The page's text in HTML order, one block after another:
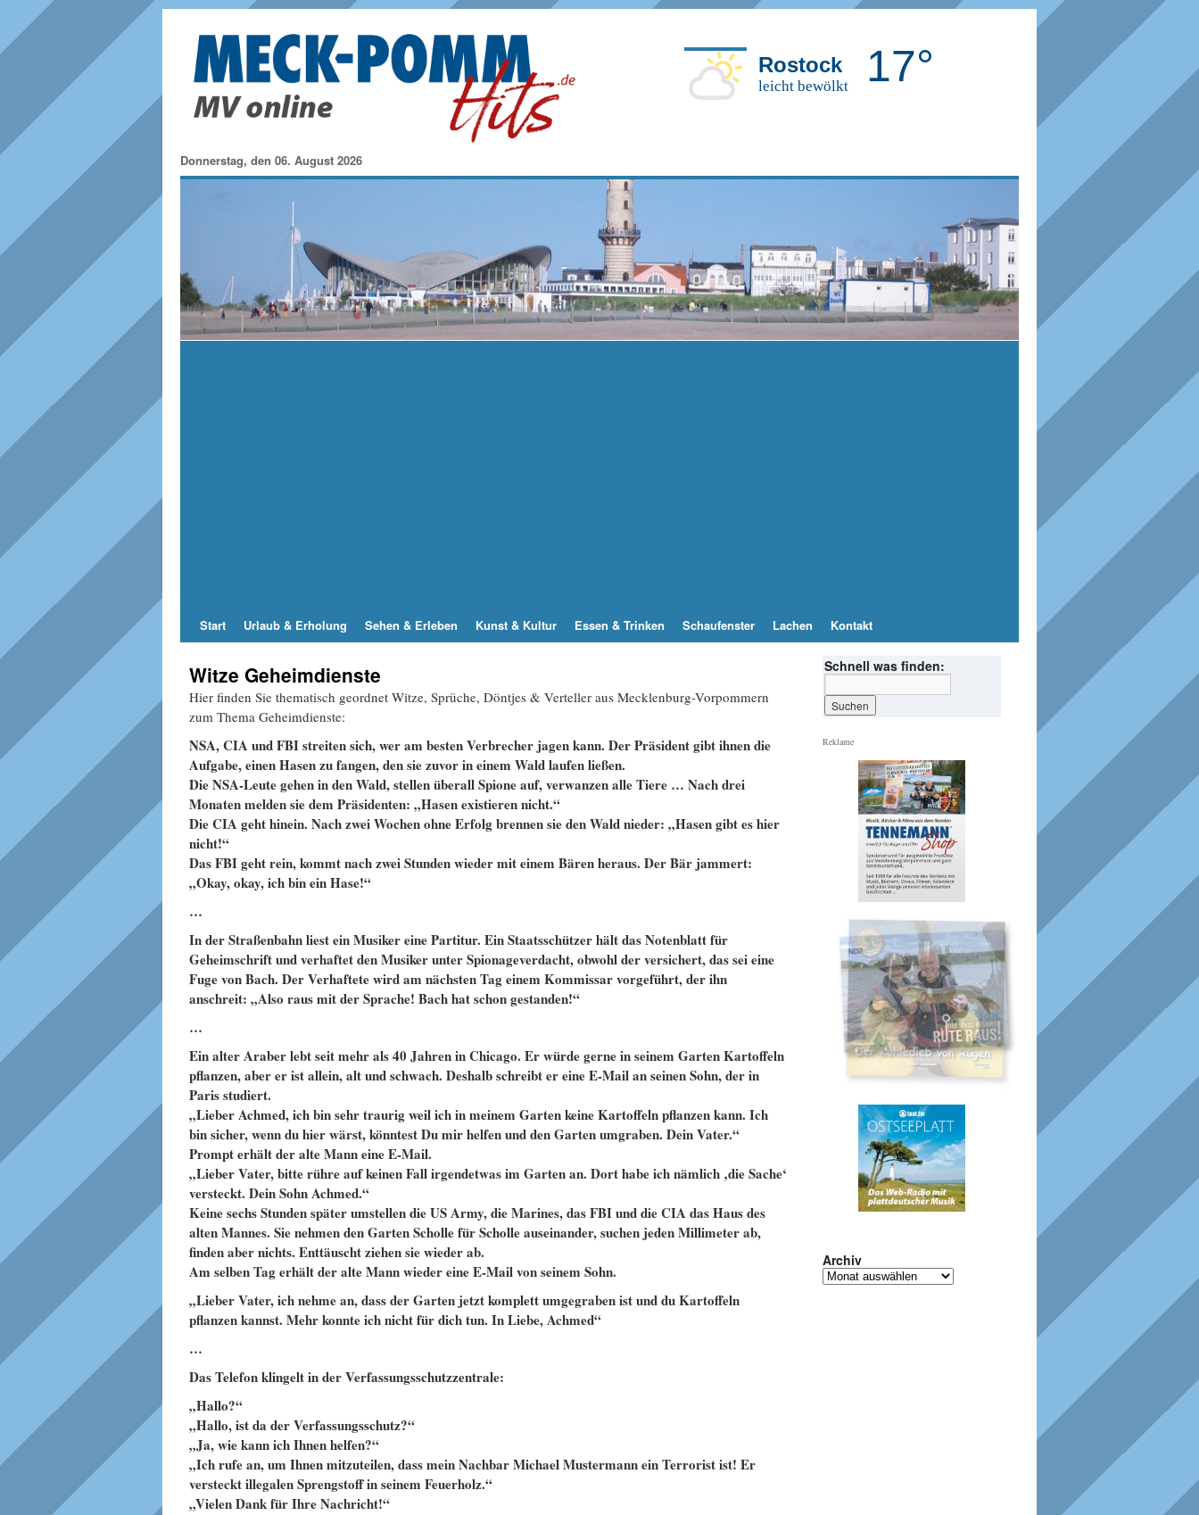
Donnerstag, den 06. August 2026
Rostock
leicht bewölkt 17°
Start Urlaub & Erholung Sehen & Erleben Kunst & Kultur Essen & Trinken Schaufenster Lachen Kontakt
Witze Geheimdienste
Hier finden Sie thematisch geordnet Witze, Sprüche, Döntjes & Verteller aus Mecklenburg-Vorpommern
zum Thema Geheimdienste:
NSA, CIA und FBI streiten sich, wer am besten Verbrecher jagen kann. Der Präsident gibtihnen die
Aufgabe, einen Hasen zu fangen, den sie zuvor in einem Wald laufen ließen.
Die NSA-Leute gehen in den Wald, stellen überall Spione auf, verwanzen alle Tiere … Nach drei
Monaten melden sie dem Präsidenten: „Hasen existieren nicht.“
Die CIA geht hinein. Nachzwei Wochen ohne Erfolg brennen sie den Wald nieder: „Hasen gibt es hier
nicht!“
Das FBIgeht rein, kommt nach zwei Stunden wieder mit einem Bären heraus. Der Bär jammert:
„Okay,okay, ich bin ein Hase!“
…
In der Straßenbahn liest ein Musiker eine Partitur. Ein Staatsschützer hält das Notenblatt für
Geheimschrift und verhaftet den Musiker unter Spionageverdacht, obwohl der versichert, das sei eine
Fuge von Bach. Der Verhaftete wird am nächsten Tag einem Kommissar vorgeführt, der ihn
anschreit: „Also raus mit der Sprache! Bach hat schon gestanden!“
…
Ein alter Araber lebt seit mehr als 40 Jahren in Chicago. Er würde gerne in seinem Garten Kartoffeln
pflanzen, aber er ist allein, alt und schwach. Deshalb schreibt er eine E-Mail an seinen Sohn, der in
Paris studiert.
„Lieber Achmed, ich bin sehr traurig weil ich in meinem Garten keine Kartoffeln pflanzen kann. Ich
bin sicher, wenn du hier wärst, könntest Du mir helfen und den Garten umgraben. Dein Vater.“
Prompt erhält der alte Mann eine E-Mail.
„Lieber Vater, bitte rühre auf keinen Fall irgendetwas im Garten an. Dort habe ich nämlich ‚die Sache‘
versteckt. Dein Sohn Achmed.“
Keine sechs Stunden später umstellen die US Army, die Marines, das FBI und die CIA das Haus des
alten Mannes. Sie nehmen den Garten Scholle für Scholle auseinander, suchen jeden Millimeter ab,
finden aber nichts. Enttäuscht ziehen sie wieder ab.
Am selben Tag erhält der alte Mann wieder eine E-Mail von seinem Sohn.
„Lieber Vater, ich nehme an, dass der Garten jetzt komplett umgegraben ist und du Kartoffeln
pflanzen kannst. Mehr konnte ich nicht für dich tun. In Liebe, Achmed“
…
Das Telefon klingelt in der Verfassungsschutzzentrale:
„Hallo?“
„Hallo, ist da der Verfassungsschutz?“
„Ja, wie kann ich Ihnen helfen?“
„Ich rufe an, um Ihnen mitzuteilen, dass mein Nachbar Michael Mustermann ein Terrorist ist! Er
versteckt illegalen Sprengstoff in seinem Feuerholz.“
„Vielen Dank für Ihre Nachricht!“
Schnell was finden:
Reklame
Archiv